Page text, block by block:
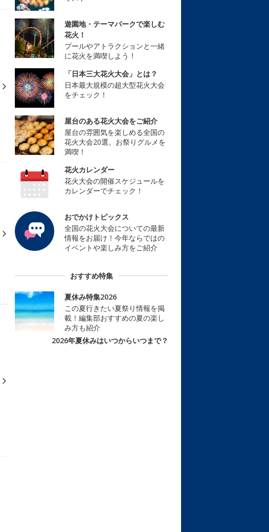
遊園地・テーマパークで楽しむ
花火！
プールやアトラクションと一緒
に花火を満喫しよう！
「日本三大花火大会」とは？
日本最大規模の超大型花火大会
をチェック！
屋台のある花火大会をご紹介
屋台の雰囲気を楽しめる全国の
花火大会20選。お祭りグルメを
満喫！
花火カレンダー
花火大会の開催スケジュールを
カレンダーでチェック！
おでかけトピックス
全国の花火大会についての最新
情報をお届け！今年ならではの
イベントや楽しみ方をご紹介
おすすめ特集
夏休み特集2026
この夏行きたい夏祭り情報を掲
載！編集部おすすめの夏の楽し
み方も紹介
2026年夏休みはいつからいつまで？